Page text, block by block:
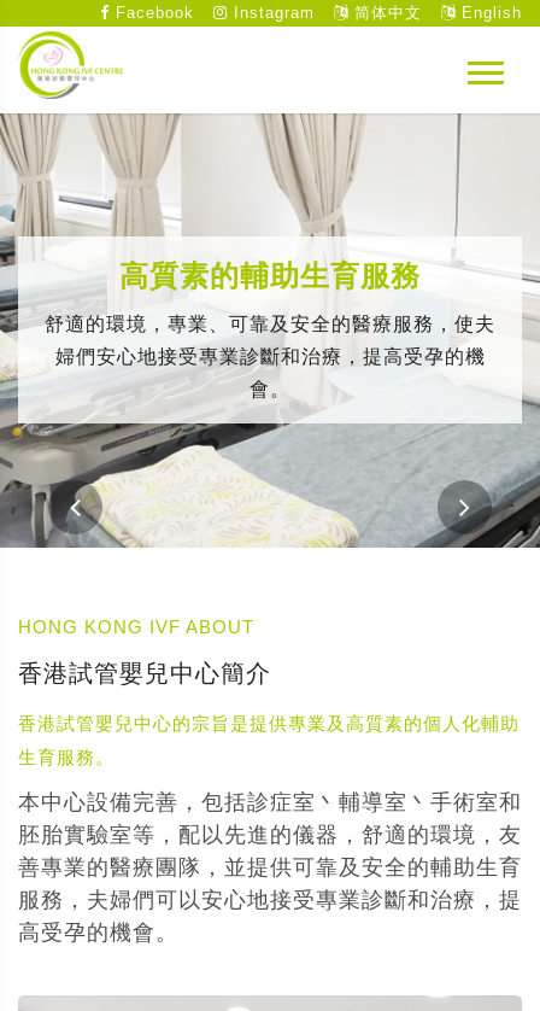
Facebook Instagram 简体中文 English
高質素的輔助生育服務
舒適的環境，專業、可靠及安全的醫療服務，使夫
婦們安心地接受專業診斷和治療，提高受孕的機
會。
HONG KONG IVF ABOUT
香港試管嬰兒中心簡介
香港試管嬰兒中心的宗旨是提供專業及高質素的個人化輔助
生育服務。
本中心設備完善，包括診症室丶輔導室丶手術室和
胚胎實驗室等，配以先進的儀器，舒適的環境，友
善專業的醫療團隊，並提供可靠及安全的輔助生育
服務，夫婦們可以安心地接受專業診斷和治療，提
高受孕的機會。